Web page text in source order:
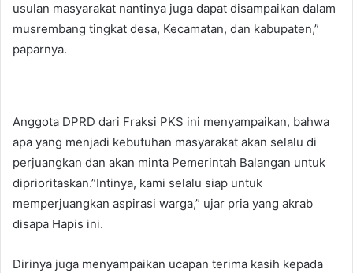
usulan masyarakat nantinya juga dapat disampaikan dalam
musrembang tingkat desa, Kecamatan, dan kabupaten,”
paparnya.
Anggota DPRD dari Fraksi PKS ini menyampaikan, bahwa
apa yang menjadi kebutuhan masyarakat akan selalu di
perjuangkan dan akan minta Pemerintah Balangan untuk
diprioritaskan.”Intinya, kami selalu siap untuk
memperjuangkan aspirasi warga,” ujar pria yang akrab
disapa Hapis ini.
Dirinya juga menyampaikan ucapan terima kasih kepada